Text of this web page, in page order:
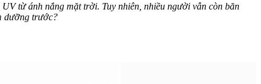
từ ánh nắng mặt trời. Tuy nhiên, nhiều người vẫn còn băn
dưỡng trước?